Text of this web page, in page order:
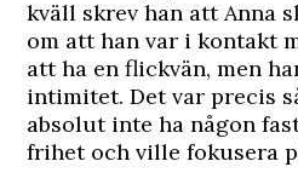
kväll skrev han att Anna
om att han var i kontakt
att ha en flickvän, men
intimitet. Det var precis
absolut inte ha någon
frihet och ville fokusera